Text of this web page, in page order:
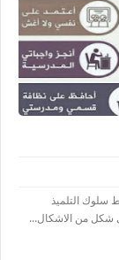
سلوك التلميذ
شكل من الاشكال...